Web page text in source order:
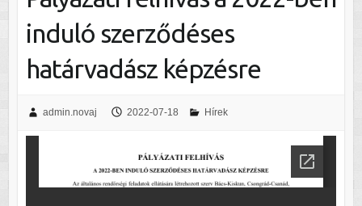
induló szerződéses
határvadász képzésre
admin.novaj 2022-07-18 Hírek